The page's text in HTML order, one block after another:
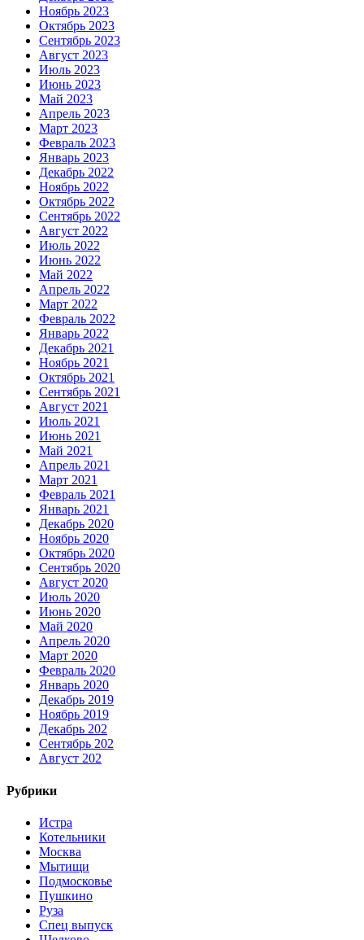
Ноябрь 2023
Октябрь 2023
Сентябрь 2023
Август 2023
Июль 2023
Июнь 2023
Май 2023
Апрель 2023
Март 2023
Февраль 2023
Январь 2023
Декабрь 2022
Ноябрь 2022
Октябрь 2022
Сентябрь 2022
Август 2022
Июль 2022
Июнь 2022
Май 2022
Апрель 2022
Март 2022
Февраль 2022
Январь 2022
Декабрь 2021
Ноябрь 2021
Октябрь 2021
Сентябрь 2021
Август 2021
Июль 2021
Июнь 2021
Май 2021
Апрель 2021
Март 2021
Февраль 2021
Январь 2021
Декабрь 2020
Ноябрь 2020
Октябрь 2020
Сентябрь 2020
Август 2020
Июль 2020
Июнь 2020
Май 2020
Апрель 2020
Март 2020
Февраль 2020
Январь 2020
Декабрь 2019
Ноябрь 2019
Декабрь 202
Сентябрь 202
Август 202
Рубрики
Истра
Котельники
Москва
Мытищи
Подмосковье
Пушкино
Руза
Спец выпуск